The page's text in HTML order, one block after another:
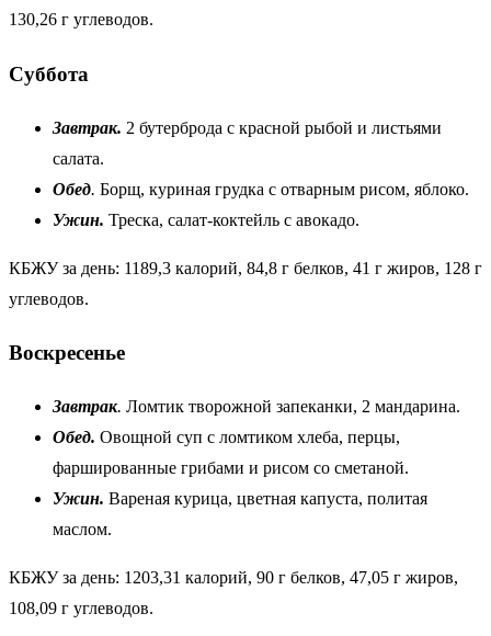
130,26 г углеводов.
Суббота
Завтрак. 2 бутерброда с красной рыбой и листьями
салата.
Обед. Борщ, куриная грудка с отварным рисом, яблоко.
Ужин. Треска, салат-коктейль с авокадо.
КБЖУ за день: 1189,3 калорий, 84,8 г белков, 41 г жиров, 128 г
углеводов.
Воскресенье
Завтрак. Ломтик творожной запеканки, 2 мандарина.
Обед. Овощной суп с ломтиком хлеба, перцы,
фаршированные грибами и рисом со сметаной.
Ужин. Вареная курица, цветная капуста, политая
маслом.
КБЖУ за день: 1203,31 калорий, 90 г белков, 47,05 г жиров,
108,09 г углеводов.